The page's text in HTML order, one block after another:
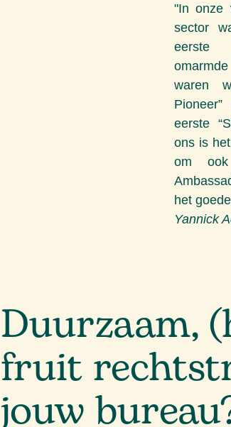
"In onze
sector
eerste
waren
eerste
ons is
om
het
Yannick
Duurzaam,
fruit
jouw